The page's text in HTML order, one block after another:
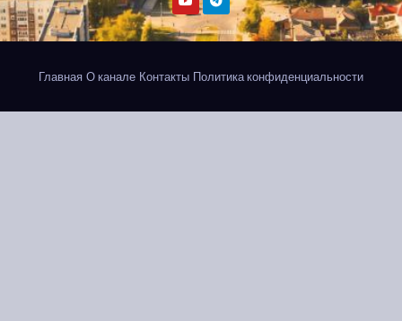
Главная О канале Контакты Политика конфиденциальности